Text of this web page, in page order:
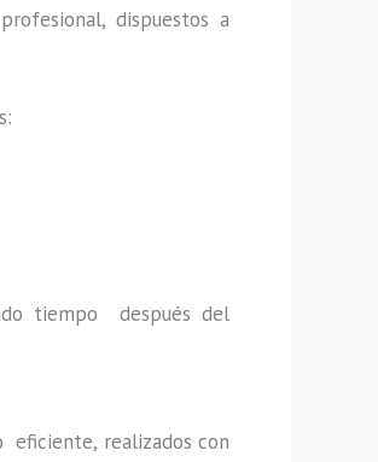
dispuestos a
tiempo después del
realizados con